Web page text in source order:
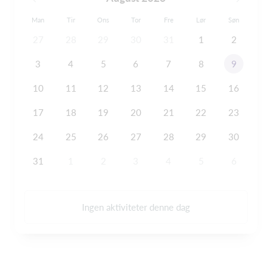
Man Tir Ons Tor Fre Lør Søn
1 2
3 4 5 6 7 8 9
10 11 12 13 14 15 16
17 18 19 20 21 22 23
24 25 26 27 28 29 30
31
Ingen aktiviteter denne dag